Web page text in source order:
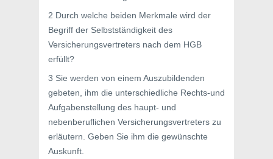
2 Durch welche beiden Merkmale wird der
Begriff der Selbstständigkeit des
Versicherungsvertreters nach dem HGB
erfüllt?
3 Sie werden von einem Auszubildenden
gebeten, ihm die unterschiedliche Rechts-und
Aufgabenstellung des haupt- und
nebenberuflichen Versicherungsvertreters zu
erläutern. Geben Sie ihm die gewünschte
Auskunft.